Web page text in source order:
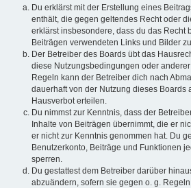
Du erklärst mit der Erstellung eines
enthält, die gegen geltendes Recht oder
erklärst insbesondere, dass du das Recht
Beiträgen verwendeten Links und Bilder
Der Betreiber des Boards übt das
diese Nutzungsbedingungen oder
Regeln kann der Betreiber dich nach
dauerhaft von der Nutzung dieses Boards
Hausverbot erteilen.
Du nimmst zur Kenntnis, dass der
Inhalte von Beiträgen übernimmt, die er
er nicht zur Kenntnis genommen hat. Du
Benutzerkonto, Beiträge und Funktionen
sperren.
Du gestattest dem Betreiber darüber
abzuändern, sofern sie gegen o. g.